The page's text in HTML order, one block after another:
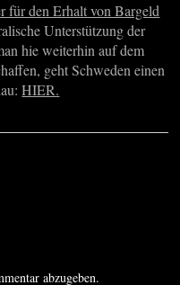
für den Erhalt von Bargeld
Unterstützung der
hie weiterhin auf dem
geht Schweden einen
HIER.
abzugeben.